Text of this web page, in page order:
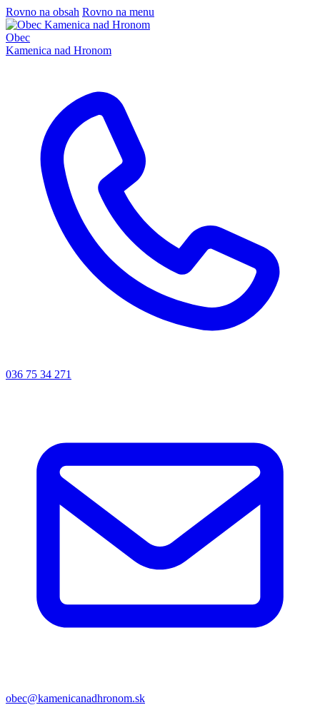
Rovno na obsah Rovno na menu
Obec
Kamenica nad Hronom
036 75 34 271
obec@kamenicanadhronom.sk